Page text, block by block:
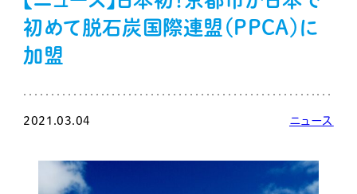
初めて脱石炭国際連盟（PPCA）に
加盟
2021.03.04 ニュース